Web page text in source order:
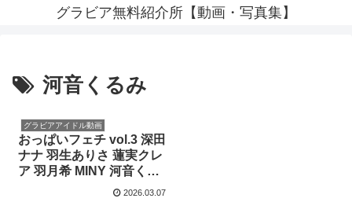
グラビア無料紹介所【動画・写真集】
河音くるみ
グラビアアイドル動画
おっぱいフェチ vol.3 深田
ナナ 羽生ありさ 蓮実クレ
ア 羽月希 MINY 河音くる
2026.03.07